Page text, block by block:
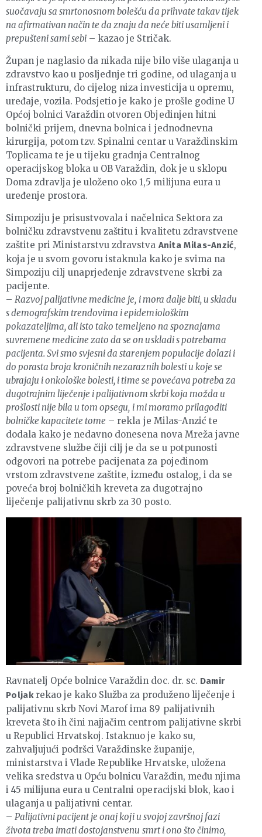
suočavaju sa smrtonosnom bolešću da prihvate takav tijek
na afirmativan način te da znaju da neće biti usamljeni i
prepušteni sami sebi – kazao je Stričak.
Župan je naglasio da nikada nije bilo više ulaganja u
zdravstvo kao u posljednje tri godine, od ulaganja u
infrastrukturu, do cijelog niza investicija u opremu,
uređaje, vozila. Podsjetio je kako je prošle godine U
Općoj bolnici Varaždin otvoren Objedinjen hitni
bolnički prijem, dnevna bolnica i jednodnevna
kirurgija, potom tzv. Spinalni centar u Varaždinskim
Toplicama te je u tijeku gradnja Centralnog
operacijskog bloka u OB Varaždin, dok je u sklopu
Doma zdravlja je uloženo oko 1,5 milijuna eura u
uređenje prostora.
Simpoziju je prisustvovala i načelnica Sektora za
bolničku zdravstvenu zaštitu i kvalitetu zdravstvene
zaštite pri Ministarstvu zdravstva Anita Milas-Anzić,
koja je u svom govoru istaknula kako je svima na
Simpoziju cilj unaprjeđenje zdravstvene skrbi za
pacijente.
– Razvoj palijativne medicine je, i mora dalje biti, u skladu
s demografskim trendovima i epidemiološkim
pokazateljima, ali isto tako temeljeno na spoznajama
suvremene medicine zato da se on uskladi s potrebama
pacijenta. Svi smo svjesni da starenjem populacije dolazi i
do porasta broja kroničnih nezaraznih bolesti u koje se
ubrajaju i onkološke bolesti, i time se povećava potreba za
dugotrajnim liječenje i palijativnom skrbi koja možda u
prošlosti nije bila u tom opsegu, i mi moramo prilagoditi
bolničke kapacitete tome – rekla je Milas-Anzić te
dodala kako je nedavno donesena nova Mreža javne
zdravstvene službe čiji cilj je da se u potpunosti
odgovori na potrebe pacijenata za pojedinom
vrstom zdravstvene zaštite, između ostalog, i da se
poveća broj bolničkih kreveta za dugotrajno
liječenje palijativnu skrb za 30 posto.
Ravnatelj Opće bolnice Varaždin doc. dr. sc. Damir
Poljakrekao je kako Služba za produženo liječenje i
palijativnu skrb Novi Marof ima 89 palijativnih
kreveta što ih čini najjačim centrom palijativne skrbi
u Republici Hrvatskoj. Istaknuo je kako su,
zahvaljujući podršci Varaždinske županije,
ministarstva i Vlade Republike Hrvatske, uložena
velika sredstva u Opću bolnicu Varaždin, među njima
i 45 milijuna eura u Centralni operacijski blok, kao i
ulaganja u palijativni centar.
–Palijativni pacijent je onaj koji u svojoj završnoj fazi
života treba imati dostojanstvenu smrt i ono što činimo,